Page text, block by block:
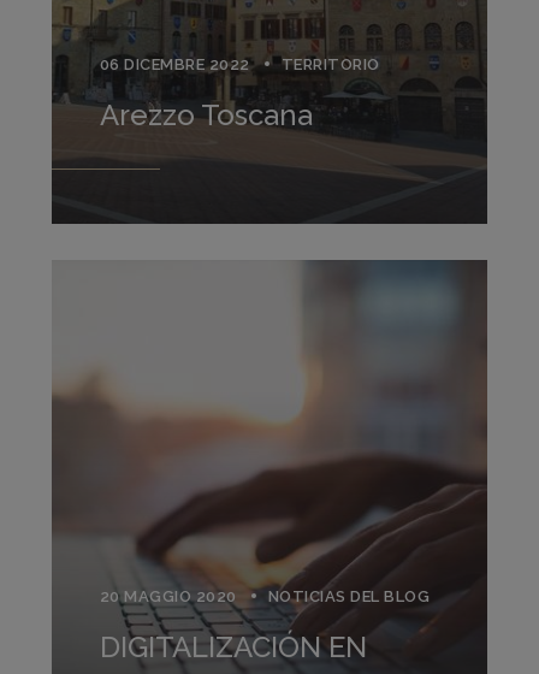
06 DICEMBRE 2022 TERRITORIO
Arezzo Toscana
20 MAGGIO 2020 NOTICIAS DEL BLOG
DIGITALIZACIÓN EN